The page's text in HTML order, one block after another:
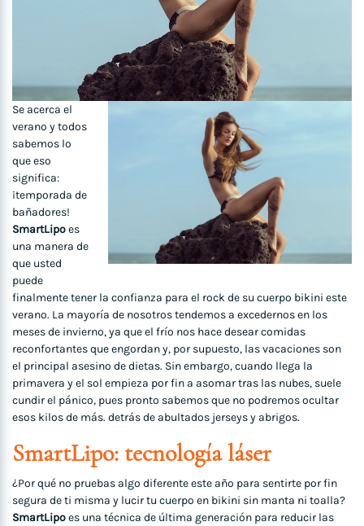
Se acerca el
verano y todos
sabemos lo
que eso
significa:
¡temporada de
bañadores!
SmartLipoes
una manera de
que usted
puede
finalmente tener la confianza para el rock de su cuerpo bikini este
verano. La mayoría de nosotros tendemos a excedernos en los
meses de invierno, ya que el frío nos hace desear comidas
reconfortantes que engordan y, por supuesto, las vacaciones son
el principal asesino de dietas. Sin embargo, cuando llega la
primavera y el sol empieza por fin a asomar tras las nubes, suele
cundir el pánico, pues pronto sabemos que no podremos ocultar
esos kilos de más. detrás de abultados jerseys y abrigos.
SmartLipo: tecnología láser
¿Por qué no pruebas algo diferente este año para sentirte por fin
segura de ti misma y lucir tu cuerpo en bikini sin manta ni toalla?
SmartLipoes una técnica de última generación para reducir las